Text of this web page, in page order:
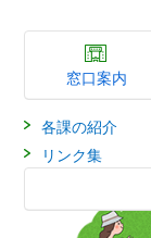
窓口案内
各課の紹介
リンク集